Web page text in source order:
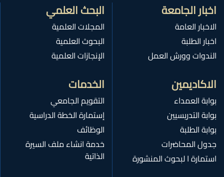
اخبار الجامعة
الاخبار العامة
اخبار الطلبة
الندوات وورش العمل
البحث العلمي
المجلات العلمية
البحوث العلمية
الإنجازات العلمية
الاكاديمين
بوابة العمداء
بوابة التدريسيين
بوابة الطلبة
جدول المحاضرات
استمارة ا لبحوث المنشورة
الخدمات
التقويم الجامعي
إستمارة الخطة الدراسية
الوظائف
خدمة انشاء ملف السيرة
الذاتية